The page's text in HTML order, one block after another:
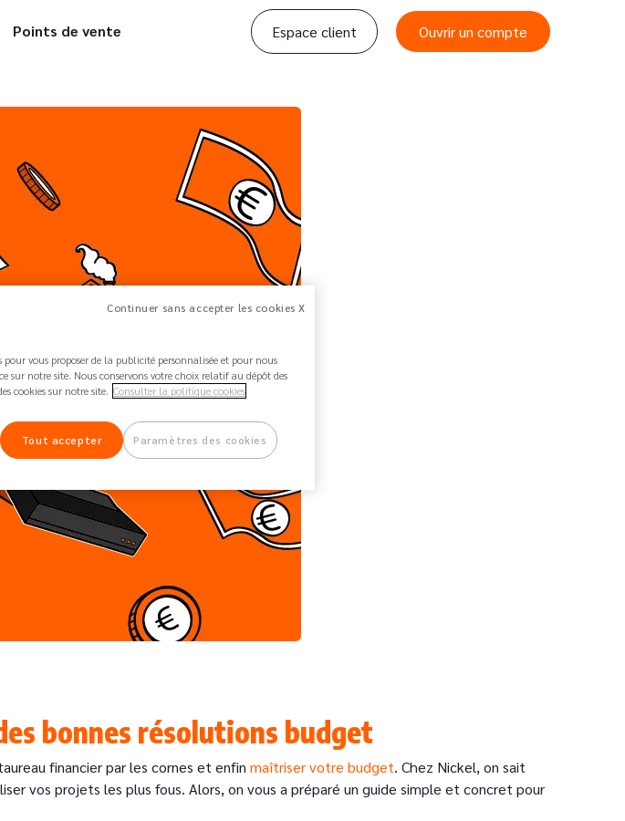
Points de vente Espace client Ouvrir un compte
bonnes résolutions budget
financier par les cornes et enfin maîtriser votre budget. Chez Nickel, on sait
vos projets les plus fous. Alors, on vous a préparé un guide simple et concret pour
Continuer sans accepter les cookies X
vous proposer de la publicité personnalisée et pour nous
sur notre site. Nous conservons votre choix relatif au dépôt des
cookies sur notre site. Consulter la politique cookies
Paramètres des cookies
Tout accepter